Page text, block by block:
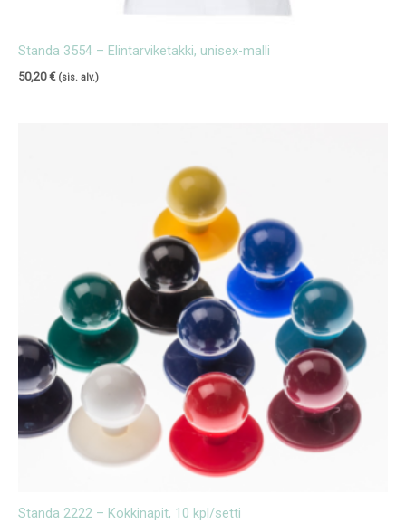
Standa 3554 – Elintarviketakki, unisex-malli
50,20€ (sis. alv.)
Standa 2222 – Kokkinapit, 10 kpl/setti